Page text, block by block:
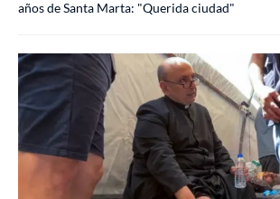
años de Santa Marta: "Querida ciudad"